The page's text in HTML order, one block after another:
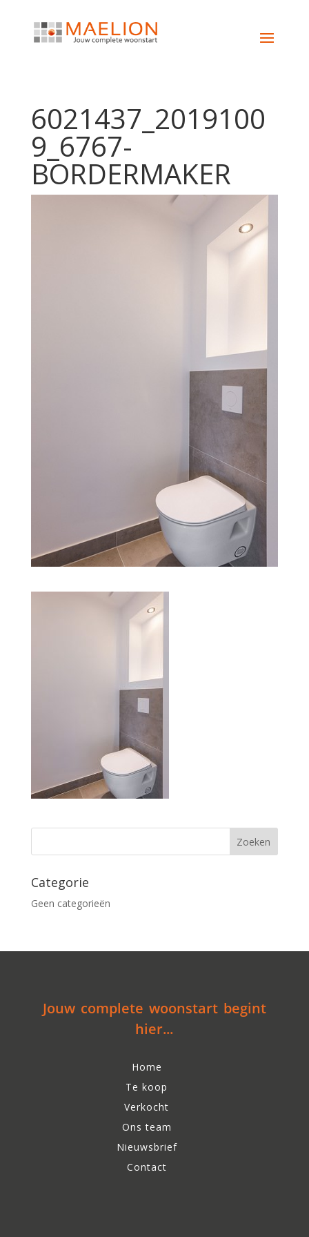
6021437_2019100
9_6767-
BORDERMAKER
Categorie
Geen categorieën
Jouw complete woonstart begint
hier...
Home
Te koop
Verkocht
Ons team
Nieuwsbrief
Contact